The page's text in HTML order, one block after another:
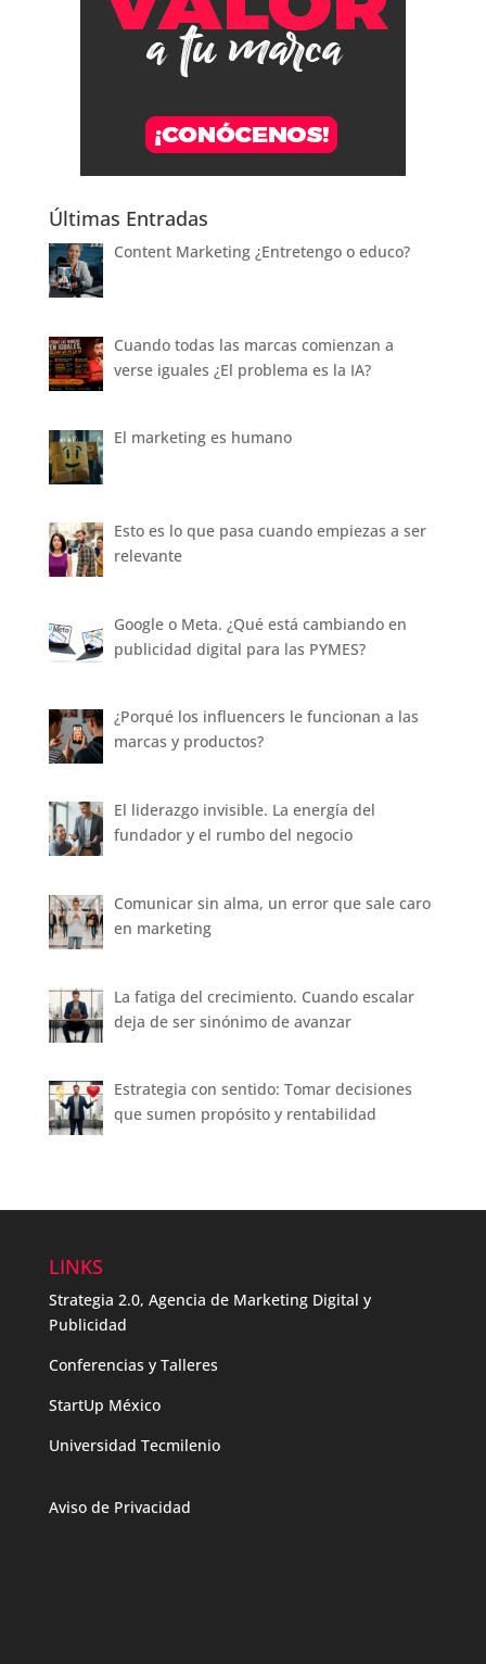
Últimas Entradas
Content Marketing ¿Entretengo o educo?
Cuando todas las marcas comienzan a
verse iguales ¿El problema es la IA?
El marketing es humano
Esto es lo que pasa cuando empiezas a ser
relevante
Google o Meta. ¿Qué está cambiando en
publicidad digital para las PYMES?
¿Porqué los influencers le funcionan a las
marcas y productos?
El liderazgo invisible. La energía del
fundador y el rumbo del negocio
Comunicar sin alma, un error que sale caro
en marketing
La fatiga del crecimiento. Cuando escalar
deja de ser sinónimo de avanzar
Estrategia con sentido: Tomar decisiones
que sumen propósito y rentabilidad
LINKS
Strategia 2.0, Agencia de Marketing Digital y
Publicidad
Conferencias y Talleres
StartUp México
Universidad Tecmilenio
Aviso de Privacidad